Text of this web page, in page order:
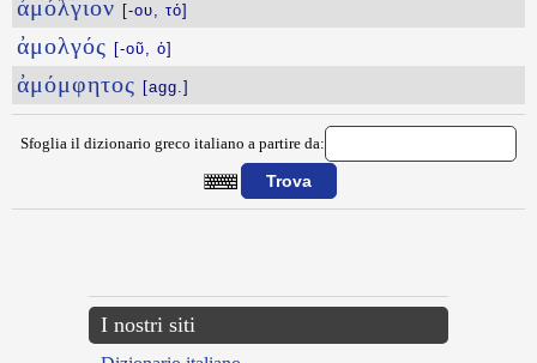
ἀμόλγιον [-ου, τό]
ἀμολγός [-οῦ, ὁ]
ἀμόμφητος [agg.]
Sfoglia il dizionario greco italiano a partire da:
I nostri siti